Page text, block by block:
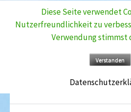
Inhalt
Diese Seite verwendet
Nutzerfreundlichkeit zu
Verwendung stimmst
Verstanden